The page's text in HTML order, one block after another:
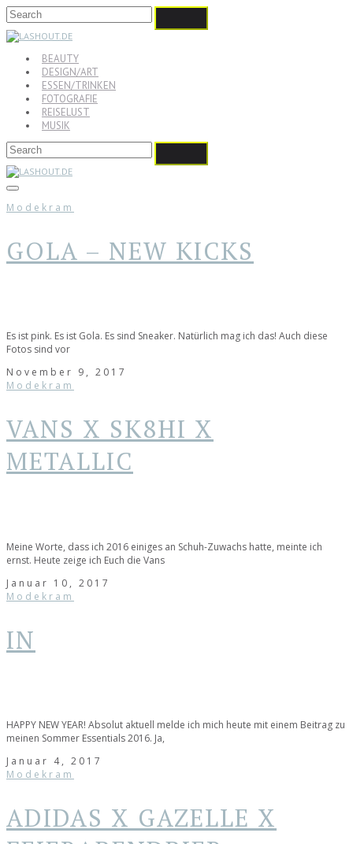
BEAUTY
DESIGN/ART
ESSEN/TRINKEN
FOTOGRAFIE
REISELUST
MUSIK
Modekram
GOLA – NEW KICKS
Es ist pink. Es ist Gola. Es sind Sneaker. Natürlich mag ich das! Auch diese
Fotos sind vor
November 9, 2017
Modekram
VANS X SK8HI X
METALLIC
Meine Worte, dass ich 2016 einiges an Schuh-Zuwachs hatte, meinte ich
ernst. Heute zeige ich Euch die Vans
Januar 10, 2017
Modekram
IN
HAPPY NEW YEAR! Absolut aktuell melde ich mich heute mit einem Beitrag zu
meinen Sommer Essentials 2016. Ja,
Januar 4, 2017
Modekram
ADIDAS X GAZELLE X